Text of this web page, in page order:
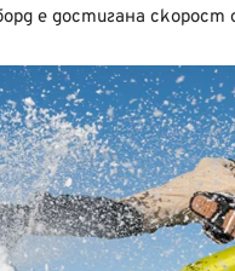
е достигана